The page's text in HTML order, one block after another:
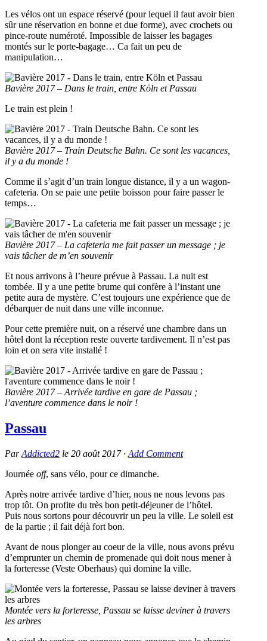
Les vélos ont un espace réservé (pour lequel il faut avoir bien
sûr une réservation en bonne et due forme), avec crochets ou
pince-route numéroté. Impossible de laisser les bagages
montés sur le porte-bagage… Ca fait un peu de
manipulation…
Bavière 2017 – Dans le train, entre Köln et Passau
Le train est plein !
Bavière 2017 – Train Deutsche Bahn. Ce sont les vacances,
il y a du monde !
Comme il s’agit d’un train longue distance, il y a un wagon-
cafeteria. On se paie une petite boisson pour faire passer le
temps…
Bavière 2017 – La cafeteria me fait passer un message ; je
vais tâcher de m’en souvenir
Et nous arrivons à l’heure prévue à Passau. La nuit est
tombée. Il y a une petite brume qui confère à l’instant une
petite aura de mystère. C’est toujours une expérience que de
débarquer de nuit dans une ville inconnue.
Pour cette première nuit, on a réservé une chambre dans un
hôtel dont la réception reste ouverte tardivement. Il n’est pas
loin et on sera vite installé !
Bavière 2017 – Arrivée tardive en gare de Passau ;
l’aventure commence dans le noir !
Passau
ParAddicted2 le 20 août 2017· Add Comment
Journée off, sans vélo, pour ce dimanche.
Après notre arrivée tardive d’hier, nous ne nous levons pas
trop tôt. On profite du très bon petit-déjeuner de l’hôtel.
Puis nous sortons pour découvrir un peu la ville. Le soleil est
de la partie ; il fait déjà fort bon.
Avant de nous plonger au coeur de la ville, nous avons prévu
d’emprunter un chemin de promenade qui doit nous mener à
la forteresse (Veste Oberhaus) qui domine la ville.
Montée vers la forteresse, Passau se laisse deviner à travers
les arbres